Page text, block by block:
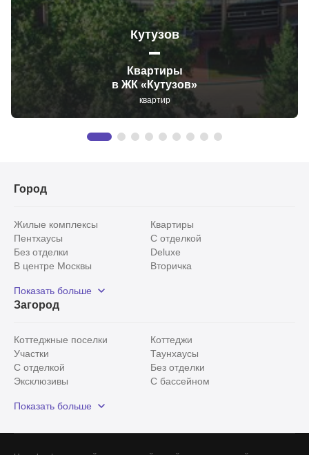
Кутузов
Квартиры
в ЖК «Кутузов»
квартир
Город
Жилые комплексы
Квартиры
Пентхаусы
С отделкой
Без отделки
Deluxe
В центре Москвы
Вторичка
Рядом с парком
С панорамными окнами
Показать больше
Загород
Коттеджные поселки
Коттеджи
Участки
Таунхаусы
С отделкой
Без отделки
Эксклюзивы
С бассейном
Красногорский район
Показать больше